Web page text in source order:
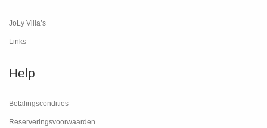
JoLy Villa’s
Links
Help
Betalingscondities
Reserveringsvoorwaarden